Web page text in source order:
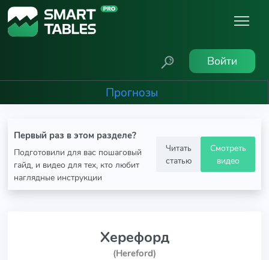
Войти
Прогнозы
Первый раз в этом разделе?
Подготовили для вас пошаговый
гайд, и видео для тех, кто любит
наглядные инструкции
Читать
статью
Смотреть
видео
Херефорд
(Hereford)